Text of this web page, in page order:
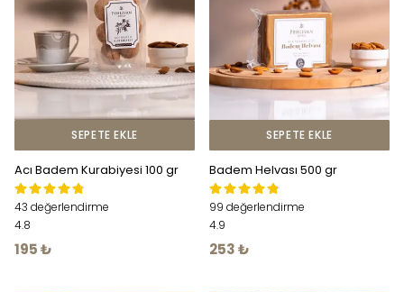
SEPETE EKLE
Acı Badem Kurabiyesi 100 gr
43 değerlendirme
4.8
195 ₺
SEPETE EKLE
Badem Helvası 500 gr
99 değerlendirme
4.9
253 ₺